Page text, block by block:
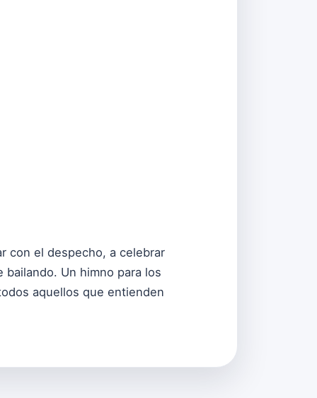
con el despecho, a celebrar
Un himno para los
aquellos que entienden